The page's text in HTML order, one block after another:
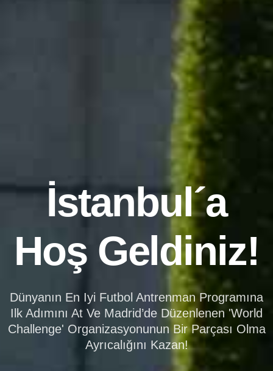
İstanbul´a
Hoş Geldiniz!
Dünyanın En Iyi Futbol Antrenman Programına
Ilk Adımını At Ve Madrid’de Düzenlenen 'World
Challenge' Organizasyonunun Bir Parçası Olma
Ayrıcalığını Kazan!